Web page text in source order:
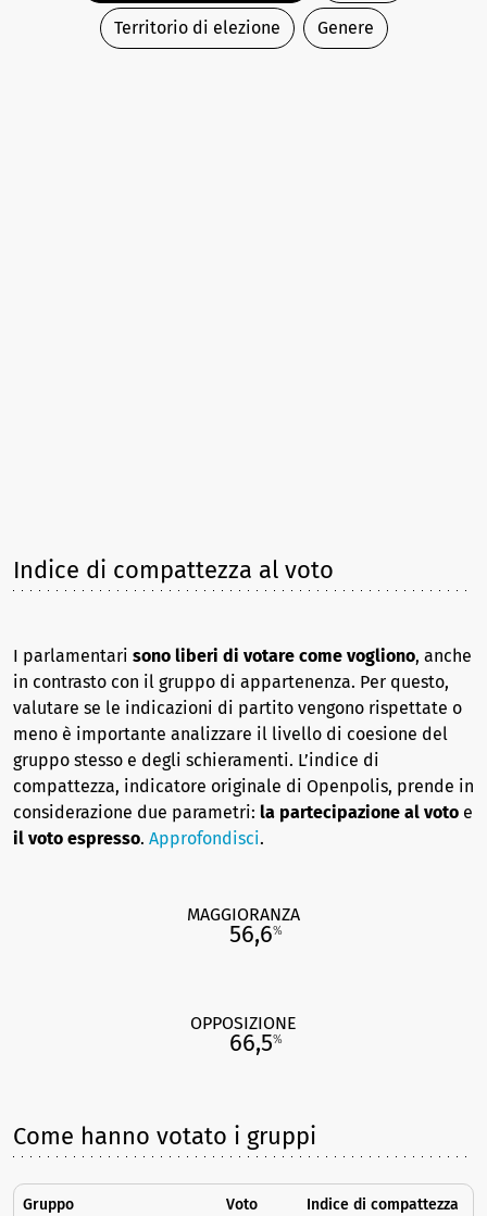
Territorio di elezione Genere
Indice di compattezza al voto
I parlamentari sono liberi di votare come vogliono, anche
in contrasto con il gruppo di appartenenza. Per questo,
valutare se le indicazioni di partito vengono rispettate o
meno è importante analizzare il livello di coesione del
gruppo stesso e degli schieramenti. L’indice di
compattezza, indicatore originale di Openpolis, prende in
considerazione due parametri: la partecipazione al voto e
il voto espresso. Approfondisci.
MAGGIORANZA
56,6%
OPPOSIZIONE
66,5%
Come hanno votato i gruppi
Gruppo Voto Indice di compattezza